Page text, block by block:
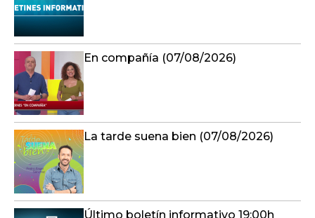
En compañía (07/08/2026)
La tarde suena bien (07/08/2026)
Último boletín informativo 19:00h